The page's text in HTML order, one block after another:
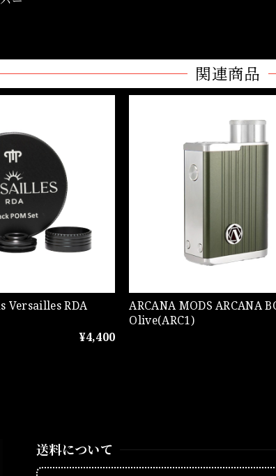
関連商品
Versailles RDA
¥4,400
ARCANA MODS ARCANA BOX Dark
Olive(ARC1)
送料について